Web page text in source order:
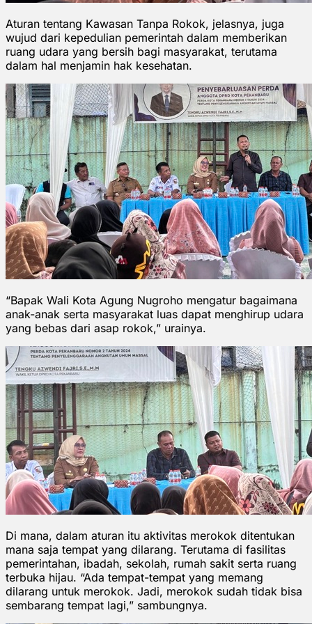
Aturan tentang Kawasan Tanpa Rokok, jelasnya, juga
wujud dari kepedulian pemerintah dalam memberikan
ruang udara yang bersih bagi masyarakat, terutama
dalam hal menjamin hak kesehatan.
“Bapak Wali Kota Agung Nugroho mengatur bagaimana
anak-anak serta masyarakat luas dapat menghirup udara
yang bebas dari asap rokok,” urainya.
Di mana, dalam aturan itu aktivitas merokok ditentukan
mana saja tempat yang dilarang. Terutama di fasilitas
pemerintahan, ibadah, sekolah, rumah sakit serta ruang
terbuka hijau. “Ada tempat-tempat yang memang
dilarang untuk merokok. Jadi, merokok sudah tidak bisa
sembarang tempat lagi,” sambungnya.